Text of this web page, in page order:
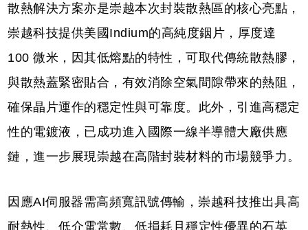
散熱解決方案亦是崇越本次封裝散熱區的核心亮點，
崇越科技提供美國Indium的高純度銦片，厚度達
100 微米，因其低熔點的特性，可取代傳統散熱膠，
與散熱蓋緊密貼合，有效消除空氣間隙帶來的熱阻，
確保晶片運作的穩定性與可靠度。此外，引進高穩定
性的電鍍液，已成功進入國際一線半導體大廠供應
鏈，進一步展現崇越在高階封裝材料的市場競爭力。
因應AI伺服器需高頻寬訊號傳輸，崇越科技推出具高
耐熱性、低介電常數、低損耗且穩定性優異的石英